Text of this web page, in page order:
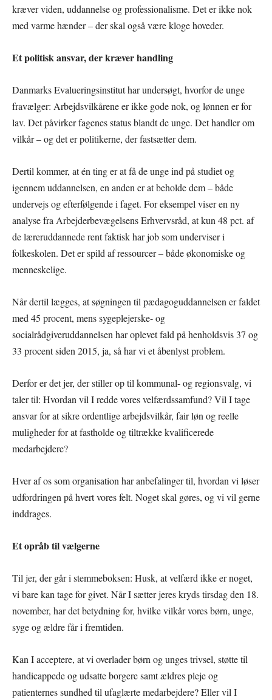
kræver viden, uddannelse og professionalisme. Det er ikke nok
med varme hænder – der skal også være kloge hoveder.
Et politisk ansvar, der kræver handling
Danmarks Evalueringsinstitut har undersøgt, hvorfor de unge
fravælger: Arbejdsvilkårene er ikke gode nok, og lønnen er for
lav. Det påvirker fagenes status blandt de unge. Det handler om
vilkår – og det er politikerne, der fastsætter dem.
Dertil kommer, at én ting er at få de unge ind på studiet og
igennem uddannelsen, en anden er at beholde dem – både
undervejs og efterfølgende i faget. For eksempel viser en ny
analyse fra Arbejderbevægelsens Erhvervsråd, at kun 48 pct. af
de læreruddannede rent faktisk har job som underviser i
folkeskolen. Det er spild af ressourcer – både økonomiske og
menneskelige.
Når dertil lægges, at søgningen til pædagoguddannelsen er faldet
med 45 procent, mens sygeplejerske- og
socialrådgiveruddannelsen har oplevet fald på henholdsvis 37 og
33 procent siden 2015, ja, så har vi et åbenlyst problem.
Derfor er det jer, der stiller op til kommunal- og regionsvalg, vi
taler til: Hvordan vil I redde vores velfærdssamfund? Vil I tage
ansvar for at sikre ordentlige arbejdsvilkår, fair løn og reelle
muligheder for at fastholde og tiltrække kvalificerede
medarbejdere?
Hver af os som organisation har anbefalinger til, hvordan vi løser
udfordringen på hvert vores felt. Noget skal gøres, og vi vil gerne
inddrages.
Et opråb til vælgerne
Til jer, der går i stemmeboksen: Husk, at velfærd ikke er noget,
vi bare kan tage for givet. Når I sætter jeres kryds tirsdag den 18.
november, har det betydning for, hvilke vilkår vores børn, unge,
syge og ældre får i fremtiden.
Kan I acceptere, at vi overlader børn og unges trivsel, støtte til
handicappede og udsatte borgere samt ældres pleje og
patienternes sundhed til ufaglærte medarbejdere? Eller vil I